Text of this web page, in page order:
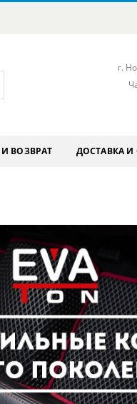
г.
ВОЗВРАТ ДОСТАВКА И